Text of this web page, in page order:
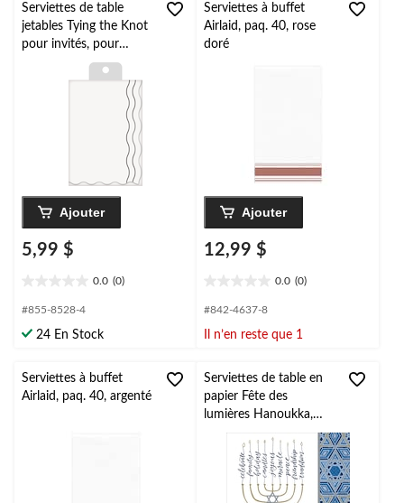
Serviettes de table
jetables Tying the Knot
pour invités, pour
enterrement de vie de
jeune fille, mariage ou
blanc, 8 po, paq. 12
Ajouter
5,99 $
0.0 (0)
étoile(s)
5.
#855-8528-4
24 En Stock
Serviettes à buffet
Airlaid, paq. 40, rose
doré
Ajouter
12,99 $
0.0 (0)
étoile(s)
5.
#842-4637-8
Il n’en reste que 1
Serviettes à buffet
Airlaid, paq. 40, argenté
Serviettes de table en
papier Fête des
lumières Hanoukka,
paq. 36